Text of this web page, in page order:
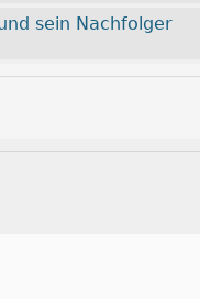
sein Nachfolger